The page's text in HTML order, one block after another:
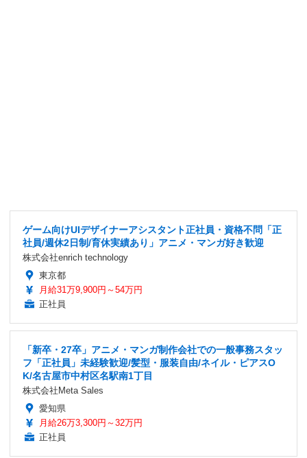
ゲーム向けUIデザイナーアシスタント正社員・資格不問「正
社員/週休2日制/育休実績あり」アニメ・マンガ好き歓迎
株式会社enrich technology
東京都
月給31万9,900円～54万円
正社員
「新卒・27卒」アニメ・マンガ制作会社での一般事務スタッ
フ「正社員」未経験歓迎/髪型・服装自由/ネイル・ピアスO
K/名古屋市中村区名駅南1丁目
株式会社Meta Sales
愛知県
月給26万3,300円～32万円
正社員